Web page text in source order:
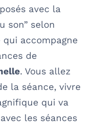
avec la
son” selon
qui accompagne
de
. Vous allez
la séance, vivre
qui va
les séances